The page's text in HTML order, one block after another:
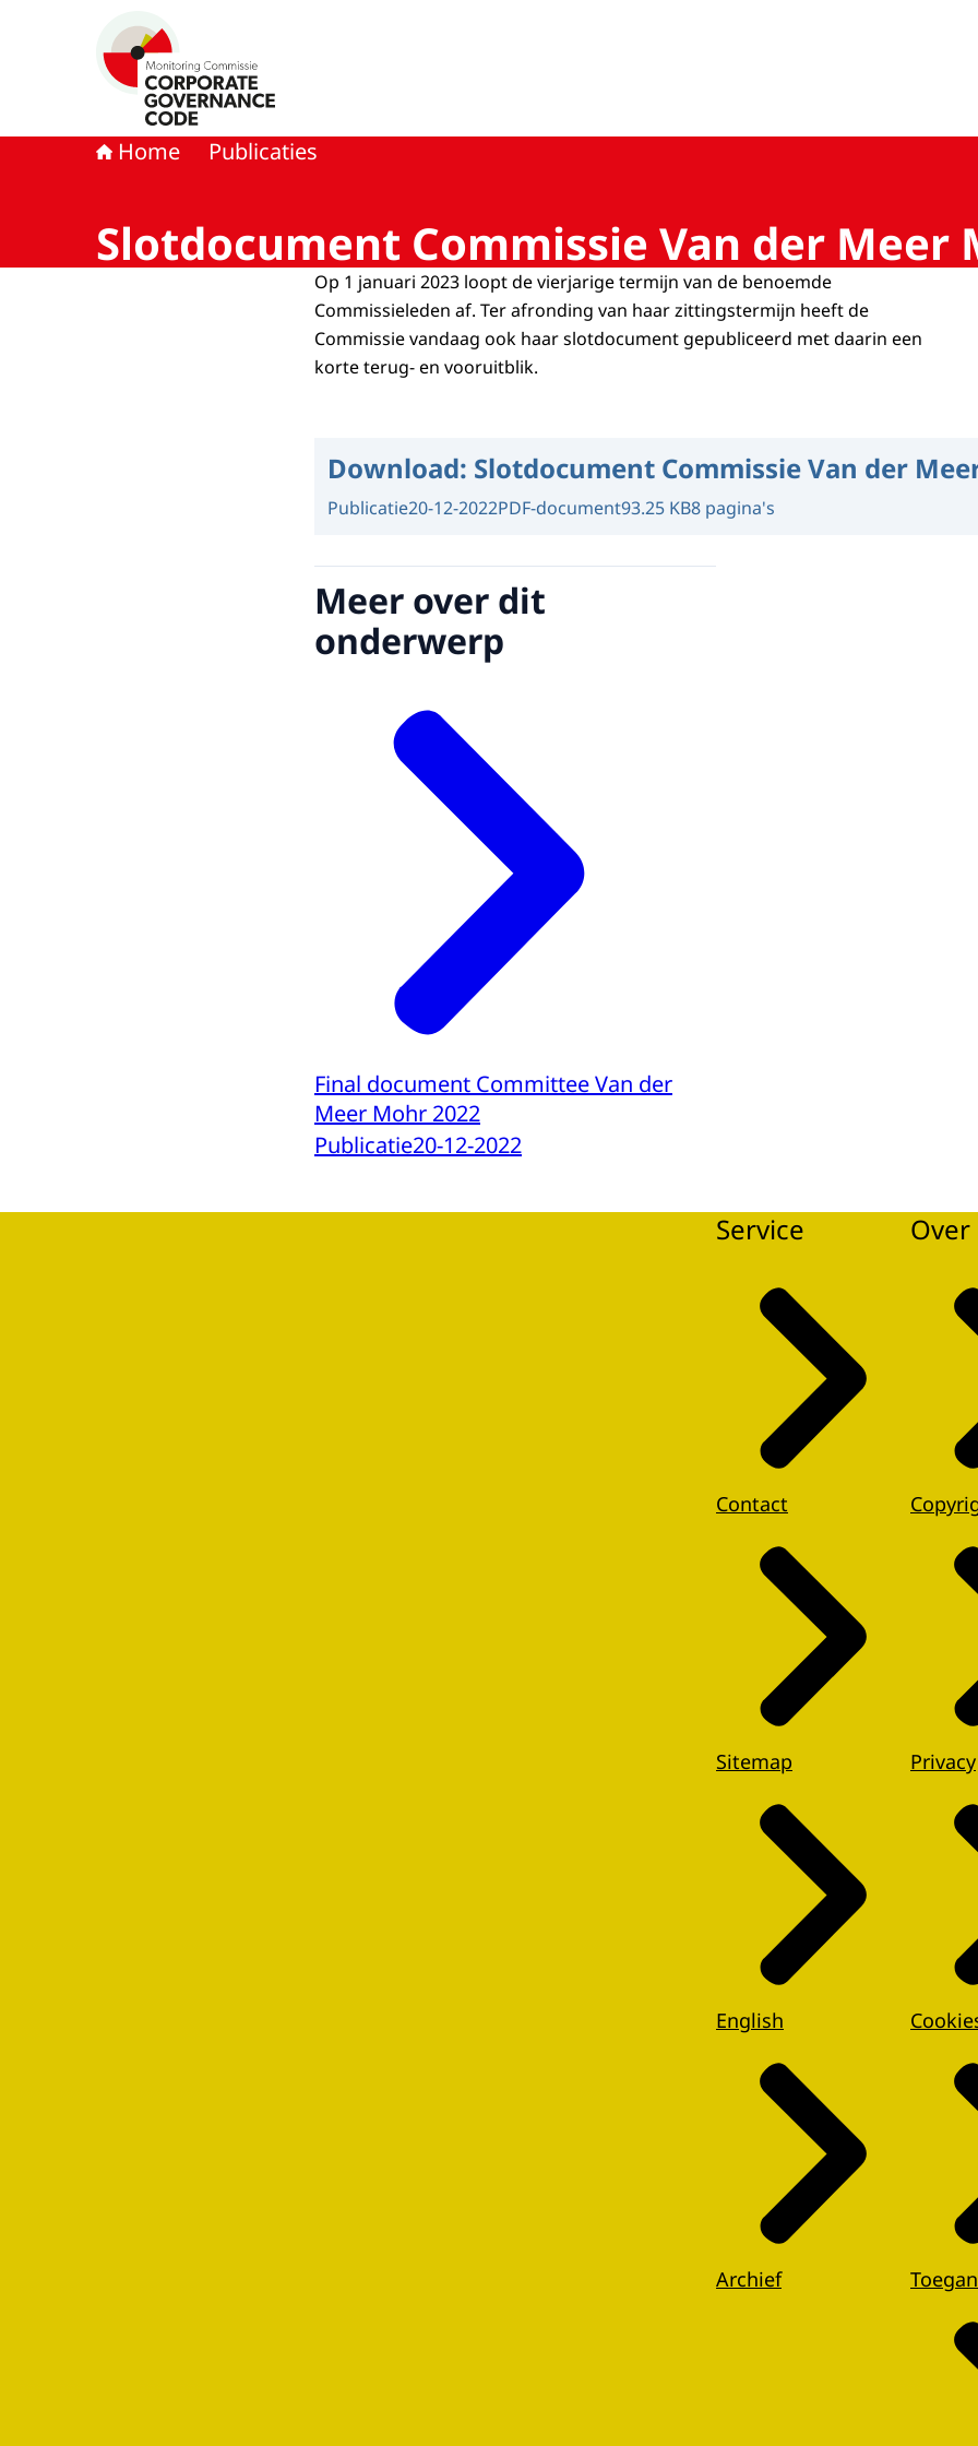
Home Publicaties
Slotdocument Commissie Van der Meer
Op 1 januari 2023 loopt de vierjarige termijn van de benoemde
Commissieleden af. Ter afronding van haar zittingstermijn heeft de
Commissie vandaag ook haar slotdocument gepubliceerd met daarin een
korte terug- en vooruitblik.
Download: Slotdocument Commissie Van der
Publicatie20-12-2022PDF-document93.25 KB8 pagina's
Meer over dit
onderwerp
Final document Committee Van der
Meer Mohr 2022
Publicatie20-12-2022
Service
Contact
Sitemap
English
Archief
Privacy